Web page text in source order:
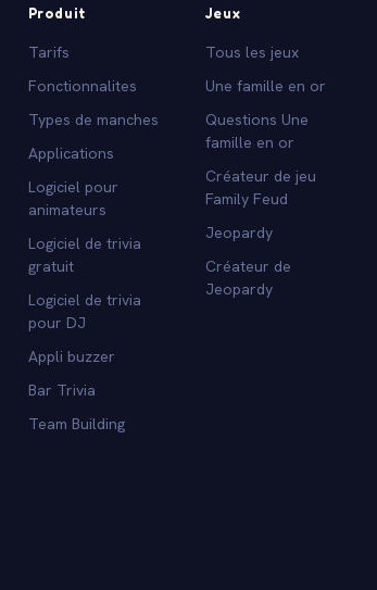
Produit
Tarifs
Fonctionnalites
Types de manches
Applications
Logiciel pour
animateurs
Logiciel de trivia
gratuit
Logiciel de trivia
pour DJ
Appli buzzer
Bar Trivia
Team Building
Jeux
Tous les jeux
Une famille en or
Questions Une
famille en or
Créateur de jeu
Family Feud
Jeopardy
Créateur de
Jeopardy